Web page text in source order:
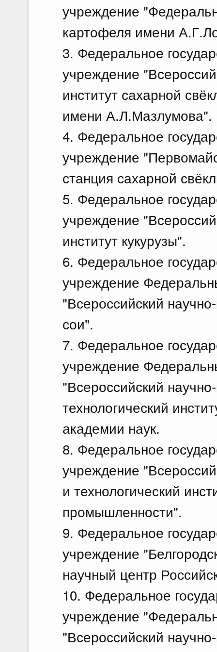
учреждение
картофеля имени
3. Федеральное
учреждение
институт сахарной
имени А.Л.Мазлумова".
4. Федеральное
учреждение
станция сахарной
5. Федеральное
учреждение
институт кукурузы".
6. Федеральное
учреждение
"Всероссийский
сои".
7. Федеральное
учреждение
"Всероссийский
технологический
академии наук.
8. Федеральное
учреждение
и технологический
промышленности".
9. Федеральное
учреждение
научный центр
10. Федеральное
учреждение
"Всероссийский